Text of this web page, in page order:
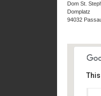
Dom St.
Domplatz
94032